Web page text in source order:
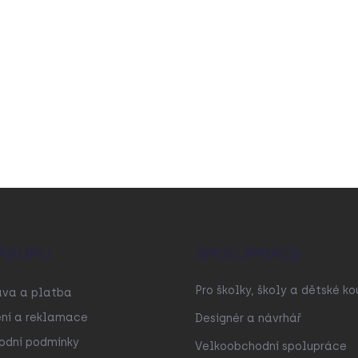
a platba
a reklamace
podmínky
SPOLUPRÁCE
Pro školky, školy a dětské
Designér a návrhář
Velkoobchodní spolupráce